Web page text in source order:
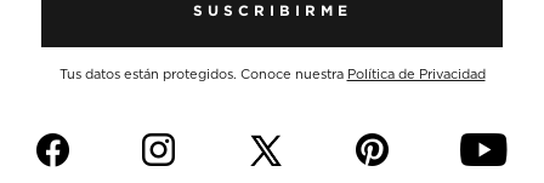
SUSCRIBIRME
Tus datos están protegidos. Conoce nuestra Política de Privacidad
f i p y